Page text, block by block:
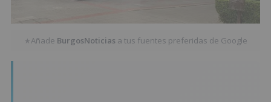
★Añade BurgosNoticias a tus fuentes preferidas de Google